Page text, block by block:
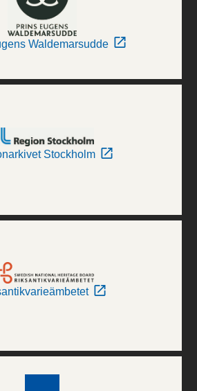
Waldemarsudde
Stockholm